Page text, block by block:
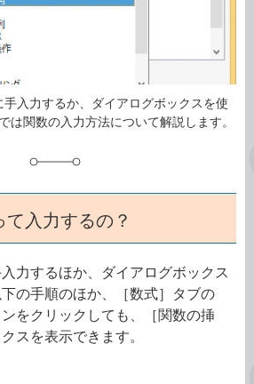
入力するか、ダイアログボックスを使
は関数の入力方法について解説します。
入力するの？
力するほか、ダイアログボックス
の手順のほか、［数式］タブの
ンをクリックしても、［関数の挿
スを表示できます。